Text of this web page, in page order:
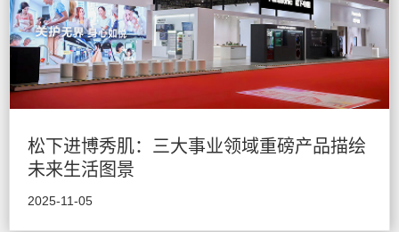
松下进博秀肌：三大事业领域重磅产品描绘
未来生活图景
2025-11-05